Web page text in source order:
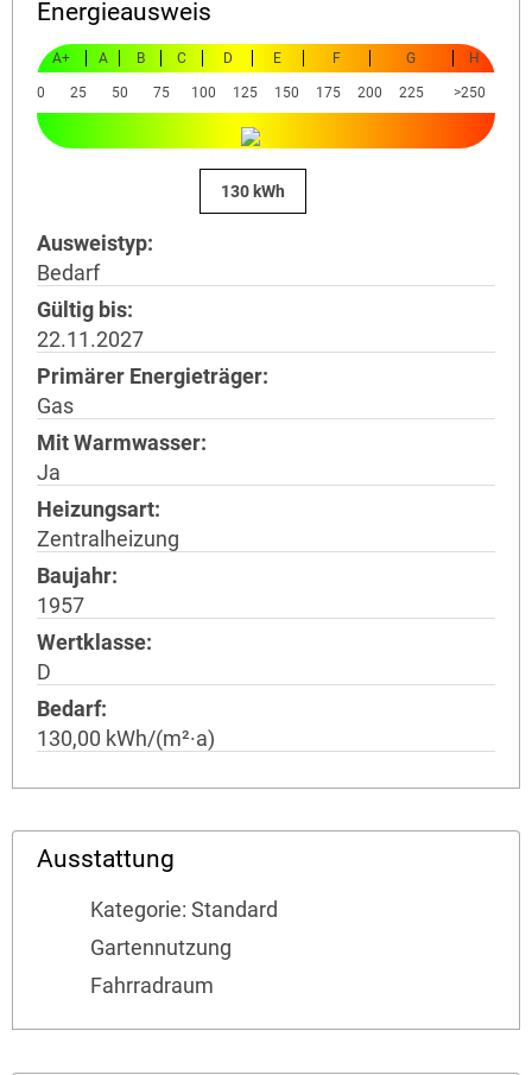
Energieausweis
A+ A B C D E F G H
0 25 50 75 100 125 150 175 200 225 >250
130 kWh
Ausweistyp
Bedarf
Gültig bis
22.11.2027
Primärer Energieträger
Gas
Mit Warmwasser
Ja
Heizungsart
Zentralheizung
Baujahr
1957
Wertklasse
D
Bedarf
130,00 kWh/(m²·a)
Ausstattung
Kategorie: Standard
Gartennutzung
Fahrradraum